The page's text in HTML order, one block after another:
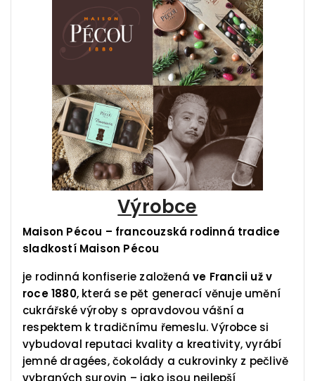
Výrobce
Maison Pécou – francouzská rodinná tradice
sladkostí Maison Pécou
je rodinná konfiserie založenáve Francii už v
roce 1880, která se pět generací věnuje umění
cukrářské výroby s opravdovou vášní a
respektem k tradičnímu řemeslu. Výrobce si
vybudoval reputaci kvality a kreativity, vyrábí
jemné dragées, čokolády a cukrovinky z pečlivě